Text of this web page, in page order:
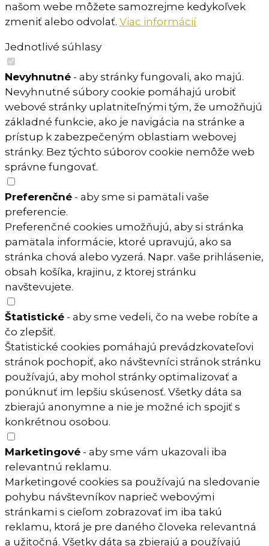
našom webe môžete samozrejme kedykoľvek
zmeniť alebo odvolať. Viac informácií
Jednotlivé súhlasy
Nevyhnutné - aby stránky fungovali, ako majú.
Nevyhnutné súbory cookie pomáhajú urobiť
webové stránky uplatniteľnými tým, že umožňujú
základné funkcie, ako je navigácia na stránke a
prístup k zabezpečeným oblastiam webovej
stránky. Bez týchto súborov cookie nemôže web
správne fungovať.
Preferenčné - aby sme si pamätali vaše
preferencie.
Preferenčné cookies umožňujú, aby si stránka
pamätala informácie, ktoré upravujú, ako sa
stránka chová alebo vyzerá. Napr. vaše prihlásenie,
obsah košíka, krajinu, z ktorej stránku
navštevujete.
Štatistické - aby sme vedeli, čo na webe robíte a
čo zlepšiť.
Štatistické cookies pomáhajú prevádzkovateľovi
stránok pochopiť, ako návštevníci stránok stránku
používajú, aby mohol stránky optimalizovať a
ponúknuť im lepšiu skúsenosť. Všetky dáta sa
zbierajú anonymne a nie je možné ich spojiť s
konkrétnou osobou.
Marketingové - aby sme vám ukazovali iba
relevantnú reklamu.
Marketingové cookies sa používajú na sledovanie
pohybu návštevníkov naprieč webovými
stránkami s cieľom zobrazovať im iba takú
reklamu, ktorá je pre daného človeka relevantná
a užitočná. Všetky dáta sa zbierajú a používajú